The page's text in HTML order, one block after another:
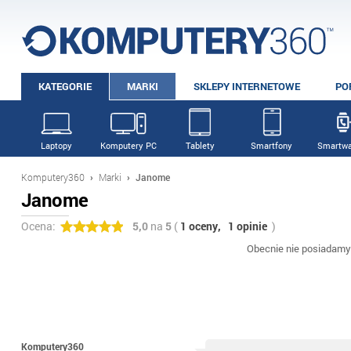
KATEGORIE MARKI SKLEPY INTERNETOWE
Laptopy Komputery PC Tablety Smartfony
Komputery360 › Marki › Janome
Janome
Ocena: 5,0na 5( 1 oceny, 1 opinie )
Obecnie nie
Komputery360